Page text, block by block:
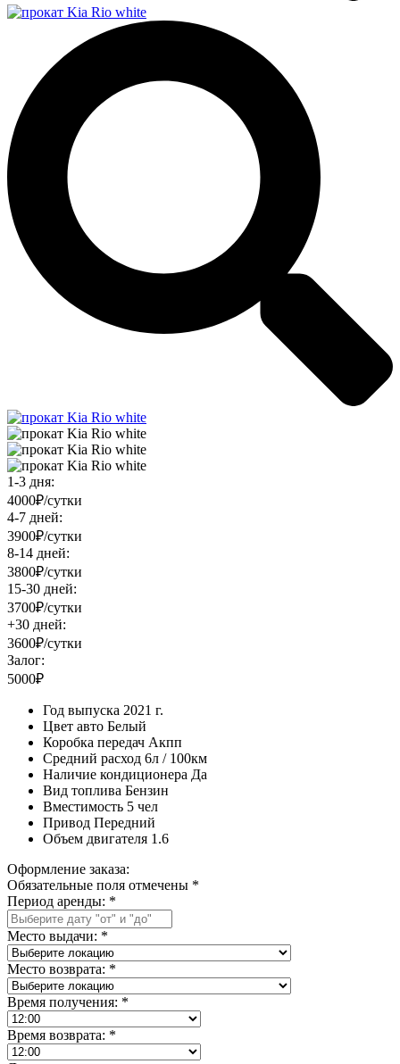
1-3 дня:
4000₽/сутки
4-7 дней:
3900₽/сутки
8-14 дней:
3800₽/сутки
15-30 дней:
3700₽/сутки
+30 дней:
3600₽/сутки
Залог:
5000₽
Год выпуска 2021 г.
Цвет авто Белый
Коробка передач Акпп
Средний расход 6л / 100км
Наличие кондиционера Да
Вид топлива Бензин
Вместимость 5 чел
Привод Передний
Объем двигателя 1.6
Оформление заказа:
Обязательные поля отмечены *
Период аренды: *
Место выдачи: *
Место возврата: *
Время получения: *
Время возврата: *